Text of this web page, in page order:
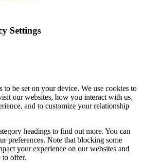
Settings
to be set on your device. We use cookies to
our websites, how you interact with us,
and to customize your relationship
headings to find out more. You can
preferences. Note that blocking some
your experience on our websites and
to offer.